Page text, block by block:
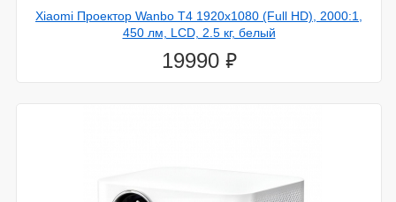
Xiaomi Проектор Wanbo T4 1920x1080 (Full HD), 2000:1,
450 лм, LCD, 2.5 кг, белый
19990 ⃏